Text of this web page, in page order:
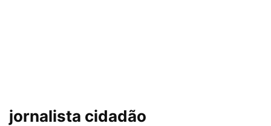
jornalista cidadão